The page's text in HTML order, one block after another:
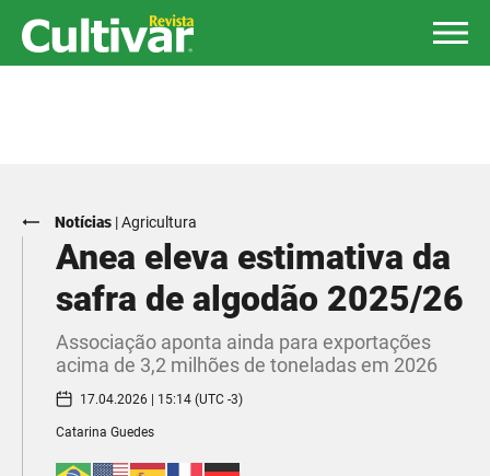
Notícias |Agricultura
Anea eleva estimativa da
safra de algodão 2025/26
Associação aponta ainda para exportações
acima de 3,2 milhões de toneladas em 2026
17.04.2026 | 15:14 (UTC -3)
Catarina Guedes